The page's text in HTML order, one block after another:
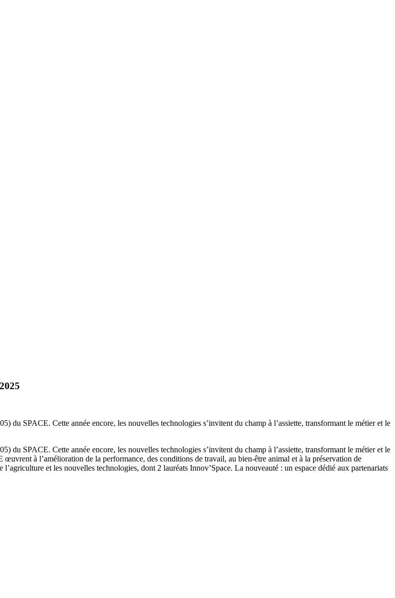
du SPACE. Cette année encore, les nouvelles technologies s’invitent du champ à l’assiette, transformant le métier et le
du SPACE. Cette année encore, les nouvelles technologies s’invitent du champ à l’assiette, transformant le métier et le
à l’amélioration de la performance, des conditions de travail, au bien-être animal et à la préservation de
et les nouvelles technologies, dont 2 lauréats Innov’Space. La nouveauté : un espace dédié aux partenariats